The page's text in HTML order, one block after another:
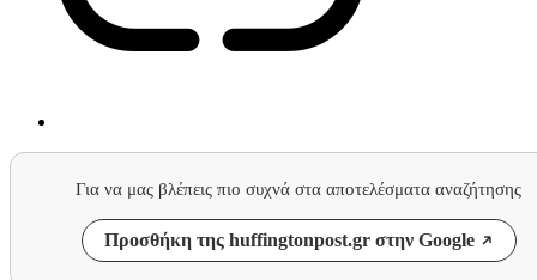
Για να μας βλέπεις πιο συχνά στα αποτελέσματα αναζήτησης
Προσθήκη της huffingtonpost.gr στην Google